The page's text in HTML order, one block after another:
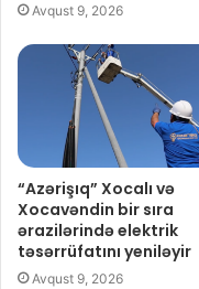
Avqust 9, 2026
“Azərişıq” Xocalı və
Xocavəndin bir sıra
ərazilərində elektrik
təsərrüfatını yeniləyir
Avqust 9, 2026